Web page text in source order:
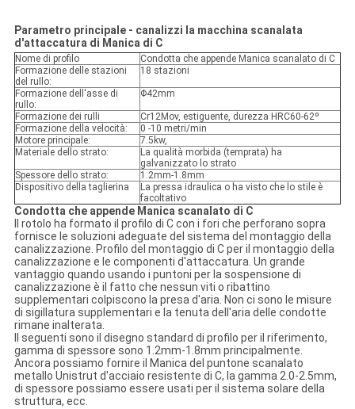
Parametro principale - canalizzi la macchina scanalata
d'attaccatura di Manica di C
Nome di profilo
Condotta che appende Manica scanalato di C
Formazione delle stazioni
del rullo:
18 stazioni
Formazione dell'asse di
rullo:
Φ42mm
Formazione dei rulli
Cr12Mov, estiguente, durezza HRC60-62º
Formazione della velocità:
0 -10 metri/min
Motore principale:
7.5kw,
Materiale dello strato:
La qualità morbida (temprata) ha
galvanizzato lo strato
Spessore dello strato:
1.2mm-1.8mm
Dispositivo della taglierina
La pressa idraulica o ha visto che lo stile è
facoltativo
Condotta che appende Manica scanalato di C
Il rotolo ha formato il profilo di C con i fori che perforano sopra
fornisce le soluzioni adeguate del sistema del montaggio della
canalizzazione. Profilo del montaggio di C per il montaggio della
canalizzazione e le componenti d'attaccatura. Un grande
vantaggio quando usando i puntoni per la sospensione di
canalizzazione è il fatto che nessun viti o ribattino
supplementari colpiscono la presa d'aria. Non ci sono le misure
di sigillatura supplementari e la tenuta dell'aria delle condotte
rimane inalterata.
Il seguenti sono il disegno standard di profilo per il riferimento,
gamma di spessore sono 1.2mm-1.8mm principalmente.
Ancora possiamo fornire il Manica del puntone scanalato
metallo Unistrut d'acciaio resistente di C, la gamma 2.0-2.5mm,
di spessore possiamo essere usati per il sistema solare della
struttura, ecc.